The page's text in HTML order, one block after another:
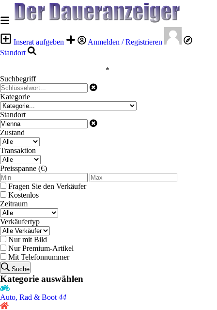
Inserat aufgeben
Anmelden / Registrieren
Standort
*
Suchbegriff
Kategorie
Standort
Zustand
Transaktion
Preisspanne (€)
Fragen Sie den Verkäufer
Kostenlos
Zeitraum
Verkäufertyp
Nur mit Bild
Nur Premium-Artikel
Mit Telefonnummer
Suche
Kategorie auswählen
Auto, Rad & Boot 44